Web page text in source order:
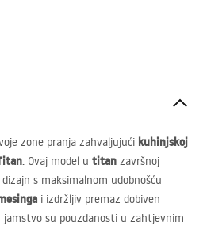
zone pranja zahvaljujući kuhinjskoj
. Ovaj model u titan završnoj
s maksimalnom udobnošću
i izdržljiv premaz dobiven
jamstvo su pouzdanosti u zahtjevnim